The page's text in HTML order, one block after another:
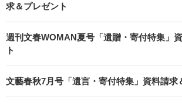
求＆プレゼント
週刊文春WOMAN夏号「遺贈・寄付特集」
ト
文藝春秋7月号「遺言・寄付特集」資料請求